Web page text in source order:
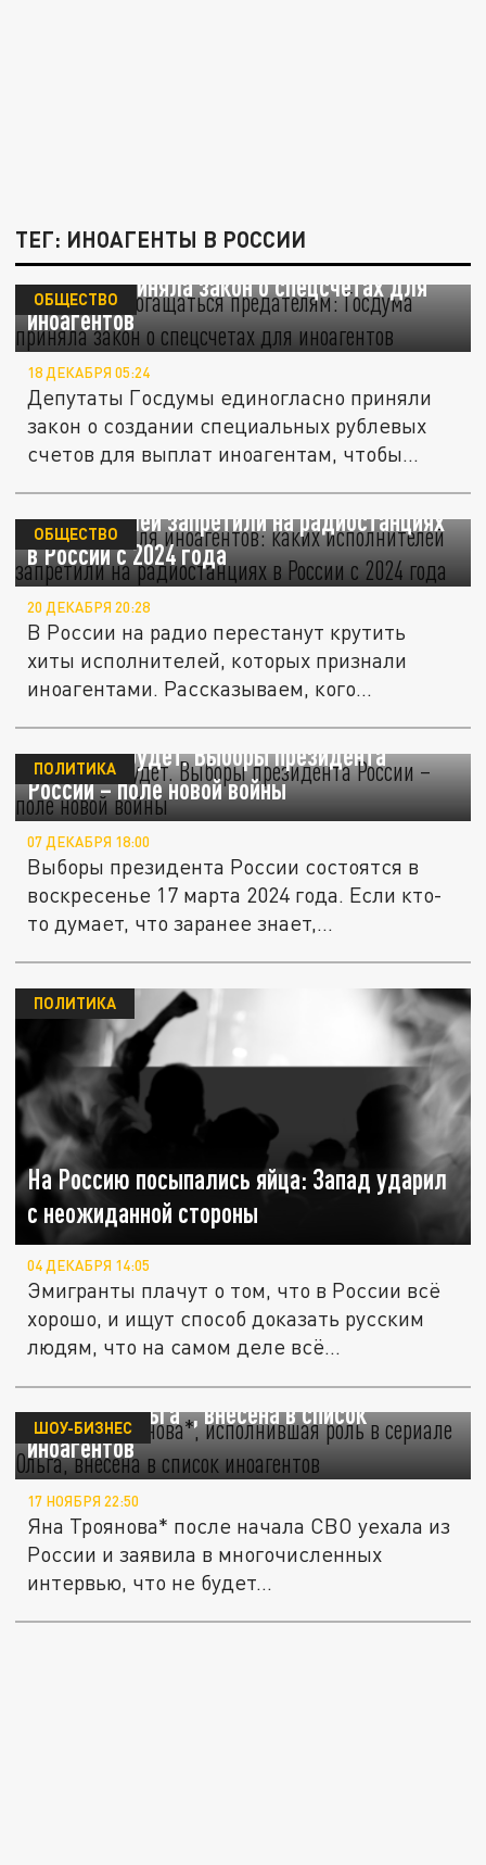
ТЕГ: ИНОАГЕНТЫ В РОССИИ
Запретит обогащаться предателям:
Госдума приняла закон о спецсчетах для
иноагентов
ОБЩЕСТВО
18 ДЕКАБРЯ 05:24
Депутаты Госдумы единогласно приняли
закон о создании специальных рублевых
счетов для выплат иноагентам, чтобы...
Стоп-лист для иноагентов: каких
исполнителей запретили на радиостанциях
в России с 2024 года
ОБЩЕСТВО
20 ДЕКАБРЯ 20:28
В России на радио перестанут крутить
хиты исполнителей, которых признали
иноагентами. Рассказываем, кого...
Скучно не будет. Выборы президента
России – поле новой войны
ПОЛИТИКА
07 ДЕКАБРЯ 18:00
Выборы президента России состоятся в
воскресенье 17 марта 2024 года. Если кто-
то думает, что заранее знает,...
На Россию посыпались яйца: Запад ударил
с неожиданной стороны
ПОЛИТИКА
04 ДЕКАБРЯ 14:05
Эмигранты плачут о том, что в России всё
хорошо, и ищут способ доказать русским
людям, что на самом деле всё...
Актриса Троянова*, исполнившая роль в
сериале "Ольга", внесена в список
иноагентов
ШОУ-БИЗНЕС
17 НОЯБРЯ 22:50
Яна Троянова* после начала СВО уехала из
России и заявила в многочисленных
интервью, что не будет...